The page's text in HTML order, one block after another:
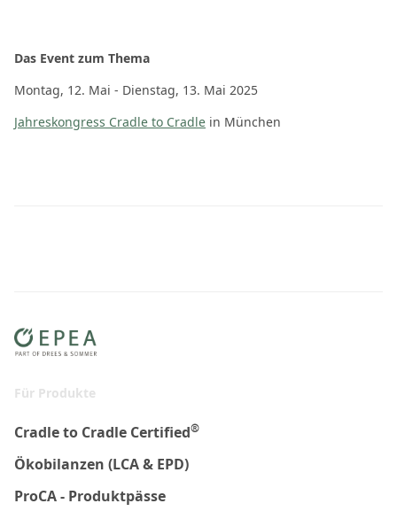
Das Event zum Thema
Montag, 12. Mai - Dienstag, 13. Mai 2025
Jahreskongress Cradle to Cradle in München
Für Produkte
Cradle to Cradle Certified®
Ökobilanzen (LCA & EPD)
ProCA - Produktpässe